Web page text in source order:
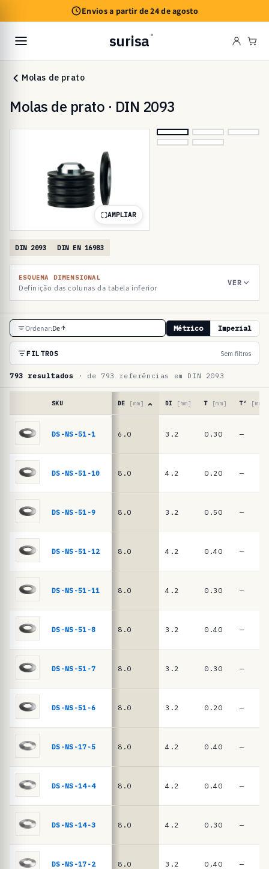
conteúdo
Envios a partir de 24 de agosto
surisa ®
Molas de prato
Molas de prato · DIN 2093
AMPLIAR
DIN 2093 DIN EN 16983
ESQUEMA DIMENSIONAL
Definição das colunas da tabela inferior
VER
T
a
e
l
f
ê
c
s
p
a
Ordenar:De Métrico Imperial
FILTROS Sem filtros
793 resultados · de 793 referências em DIN 2093
molas
prato
2093
DIN
16983
SKU DE [mm] DI [mm] T [mm] T′ [mm]
DS-NS-51-1 6.0 3.2 0.30 —
DS-NS-51-10 8.0 4.2 0.20 —
DS-NS-51-9 8.0 3.2 0.50 —
DS-NS-51-12 8.0 4.2 0.40 —
DS-NS-51-11 8.0 4.2 0.30 —
DS-NS-51-8 8.0 3.2 0.40 —
DS-NS-51-7 8.0 3.2 0.30 —
DS-NS-51-6 8.0 3.2 0.20 —
DS-NS-17-5 8.0 4.2 0.40 —
DS-NS-14-4 8.0 4.2 0.40 —
DS-NS-14-3 8.0 4.2 0.30 —
DS-NS-17-2 8.0 3.2 0.40 —